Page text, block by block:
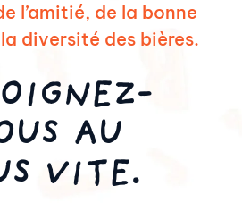
l’amitié, de la bonne
diversité des bières.
AU
VITE.